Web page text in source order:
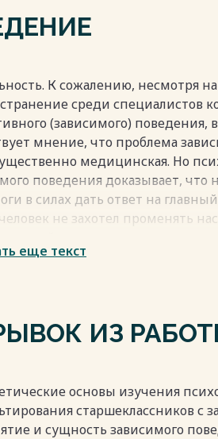
поведения 30
и интерпретация результатов
использованной литературы 39
42
будет доступенпосле
К сожалению, несмотря
среди специалистов
(зависимого)
мнение, что проблема
медицинская. Но
поведения доказывает, что
в силах дать ответ на
не захотел променять
работы по профилактике
процесса в целях
будет доступенпосле
еще текст
ИЗ
основы изучения
старшеклассников
и сущность зависимого